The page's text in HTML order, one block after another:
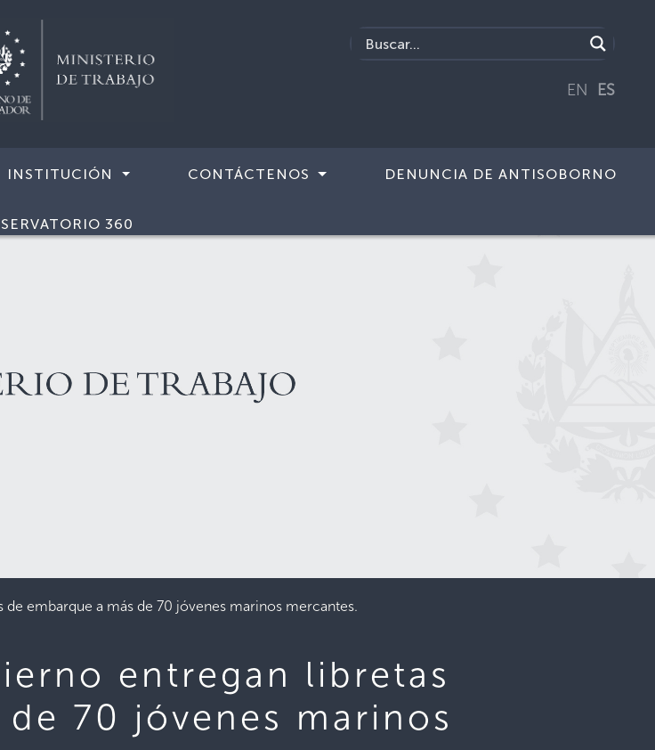
EN ES
INSTITUCIÓN CONTÁCTENOS DENUNCIA DE ANTISOBORNO
360
embarque a más de 70 jóvenes marinos mercantes.
entregan libretas
70 jóvenes marinos